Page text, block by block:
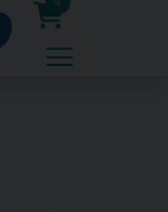
0
prodotti